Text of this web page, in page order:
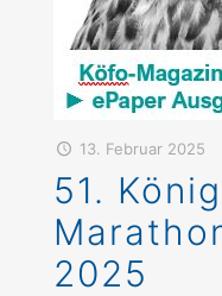
13. Februar 2025
51.
2025